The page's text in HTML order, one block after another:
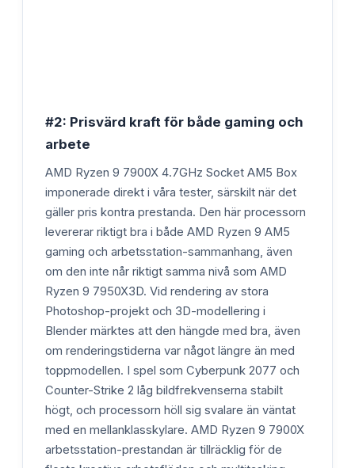
#2: Prisvärd kraft för både gaming och
arbete
AMD Ryzen 9 7900X 4.7GHz Socket AM5 Box
imponerade direkt i våra tester, särskilt när det
gäller pris kontra prestanda. Den här processorn
levererar riktigt bra i både AMD Ryzen 9 AM5
gaming och arbetsstation-sammanhang, även
om den inte når riktigt samma nivå som AMD
Ryzen 9 7950X3D. Vid rendering av stora
Photoshop-projekt och 3D-modellering i
Blender märktes att den hängde med bra, även
om renderingstiderna var något längre än med
toppmodellen. I spel som Cyberpunk 2077 och
Counter-Strike 2 låg bildfrekvenserna stabilt
högt, och processorn höll sig svalare än väntat
med en mellanklasskylare. AMD Ryzen 9 7900X
arbetsstation-prestandan är tillräcklig för de